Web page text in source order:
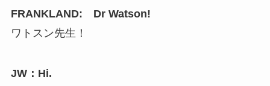
FRANKLAND: Dr Watson!
ワトスン先生！
JW：Hi.